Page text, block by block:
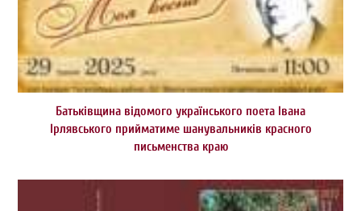
Батьківщина відомого українського поета Івана
Ірлявського прийматиме шанувальників красного
письменства краю